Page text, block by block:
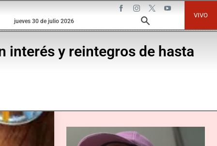
jueves 30 de julio 2026
VIVO
interés y reintegros de hasta